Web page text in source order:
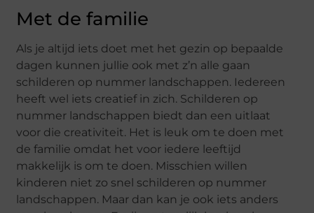
Met de familie
Als je altijd iets doet met het gezin op bepaalde
dagen kunnen jullie ook met z’n alle gaan
schilderen op nummer landschappen. Iedereen
heeft wel iets creatief in zich. Schilderen op
nummer landschappen biedt dan een uitlaat
voor die creativiteit. Het is leuk om te doen met
de familie omdat het voor iedere leeftijd
makkelijk is om te doen. Misschien willen
kinderen niet zo snel schilderen op nummer
landschappen. Maar dan kan je ook iets anders